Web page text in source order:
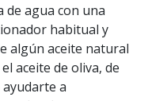
de agua con una
habitual y
algún aceite natural
aceite de oliva, de
a